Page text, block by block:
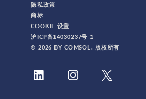
隐私政策
商标
COOKIE 设置
沪ICP备14030237号-1
© 2026 BY COMSOL. 版权所有